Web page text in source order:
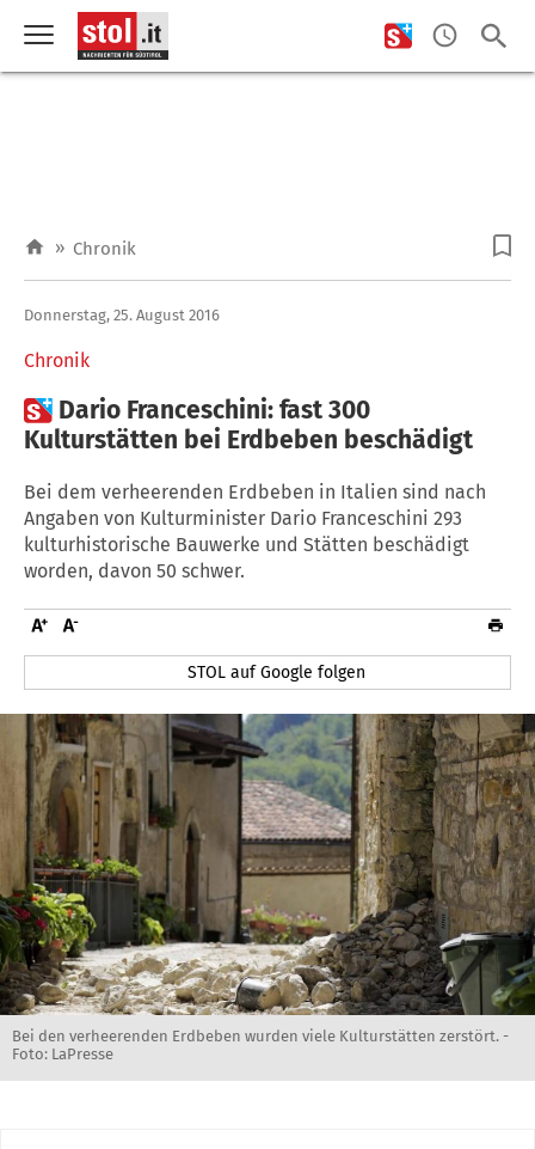
» Chronik
Chronik
Donnerstag, 25. August 2016
 Dario Franceschini: fast 300
Kulturstätten bei Erdbeben beschädigt
Bei dem verheerenden Erdbeben in Italien sind nach
Angaben von Kulturminister Dario Franceschini 293
kulturhistorische Bauwerke und Stätten beschädigt
worden, davon 50 schwer.
STOL auf Google folgen
Bei den verheerenden Erdbeben wurden viele Kulturstätten zerstört. -
Foto: LaPresse